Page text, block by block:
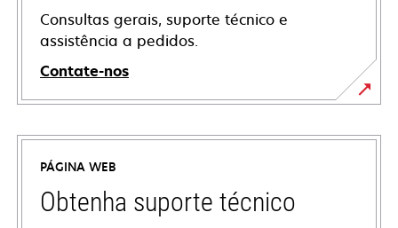
Consultas gerais, suporte técnico e
assistência a pedidos.
Contate-nos
PÁGINA WEB
Obtenha suporte técnico